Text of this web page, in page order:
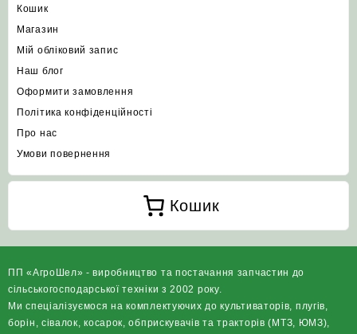
Кошик
Магазин
Мій обліковий запис
Наш блог
Оформити замовлення
Політика конфіденційності
Про нас
Умови повернення
Кошик
ПП «АгроШел» - виробництво та постачання запчастин до
сільськогосподарської техніки з 2002 року.
Ми спеціалізуємося на комплектуючих до культиваторів, плугів,
борін, сівалок, косарок, обприскувачів та тракторів (МТЗ, ЮМЗ),